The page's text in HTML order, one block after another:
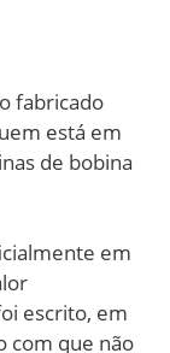
fabricado
está em
de bobina
em
escrito, em
com que não